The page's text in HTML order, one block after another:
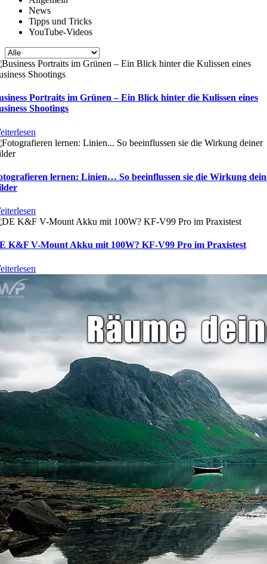
News
Tipps und Tricks
YouTube-Videos
Portraits im Grünen – Ein Blick hinter die Kulissen eines
Shootings
lernen: Linien… So beeinflussen sie die Wirkung
K&F V-Mount Akku mit 100W? KF-V99 Pro im Praxistest